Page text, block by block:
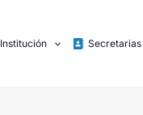
Institución Secretarias